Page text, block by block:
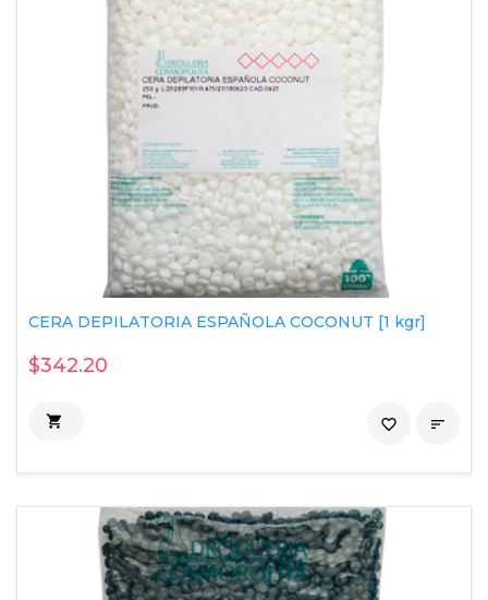
CERA DEPILATORIA ESPAÑOLA COCONUT [1 kgr]
$342.20
 
favorite_border